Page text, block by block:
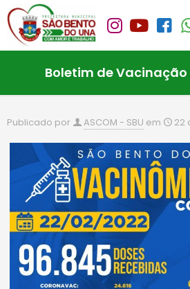
Boletim de
Publicado por ASCOM - SBU em 22